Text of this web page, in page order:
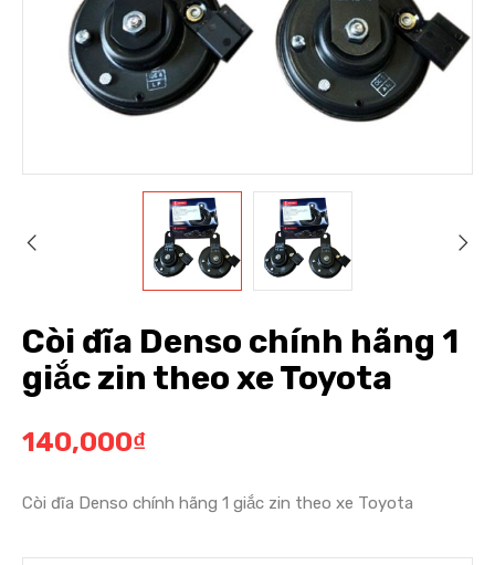
Còi đĩa Denso chính hãng 1
giắc zin theo xe Toyota
140,000₫
Còi đĩa Denso chính hãng 1 giắc zin theo xe Toyota